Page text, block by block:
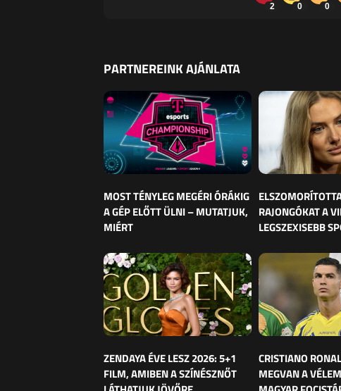
2 0 0
PARTNEREINK AJÁNLATA
MOST TÉNYLEG MEGÉRI ÓRÁKIG
A GÉP ELŐTT ÜLNI – MUTATJUK,
MIÉRT
RAJONGÓKAT A
LEGSZEXISEBB
ZENDAYA ÉVE LESZ 2026: 5+1
FILM, AMIBEN A SZÍNÉSZNŐT
CRISTIANO
MEGVAN A